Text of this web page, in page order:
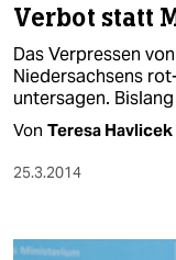
Verbot statt
Das Verpressen
Niedersachsens
untersagen.
Von Teresa Havlicek
25.3.2014